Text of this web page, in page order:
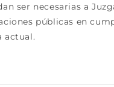
ser necesarias a
públicas en
actual.